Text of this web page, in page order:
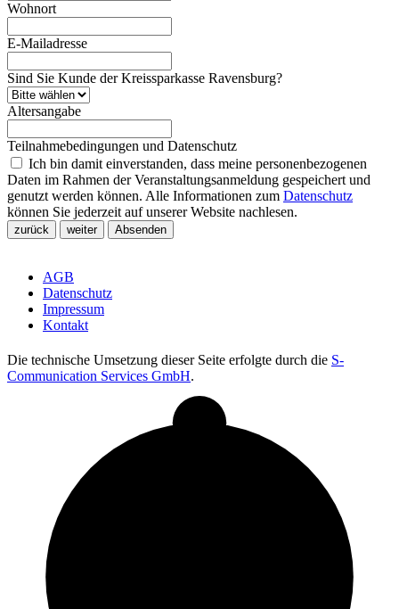
Wohnort
E-Mailadresse
Sind Sie Kunde der Kreissparkasse Ravensburg?
Altersangabe
Teilnahmebedingungen und Datenschutz
Ich bin damit einverstanden, dass meine personenbezogenen
Daten im Rahmen der Veranstaltungsanmeldung gespeichert und
genutzt werden können. Alle Informationen zum Datenschutz
können Sie jederzeit auf unserer Website nachlesen.
AGB
Datenschutz
Impressum
Kontakt
Die technische Umsetzung dieser Seite erfolgte durch die S-
Communication Services GmbH.